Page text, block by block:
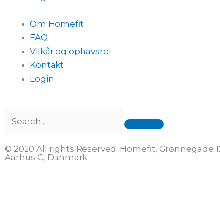
Om Homefit
FAQ
Vilkår og ophavsret
Kontakt
Login
© 2020 All rights Reserved. Homefit, Grønnegade
Aarhus C, Danmark